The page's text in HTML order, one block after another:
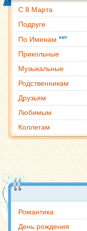
С 8 Марта
Подруге
По Именам хит
Прикольные
Музыкальные
Родственникам
Друзьям
Любимым
Коллегам
Романтика
День рождения